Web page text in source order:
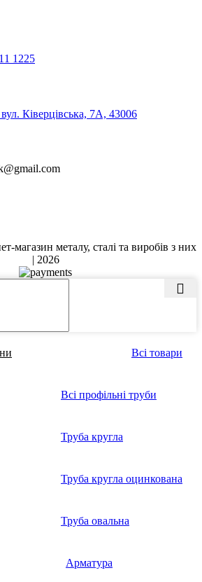
1225
Ківерцівська, 7А, 43006
металу, сталі та виробів з них
| 2026
Всі товари
Всі профільні труби
Труба кругла
Труба кругла оцинкована
Труба овальна
Арматура